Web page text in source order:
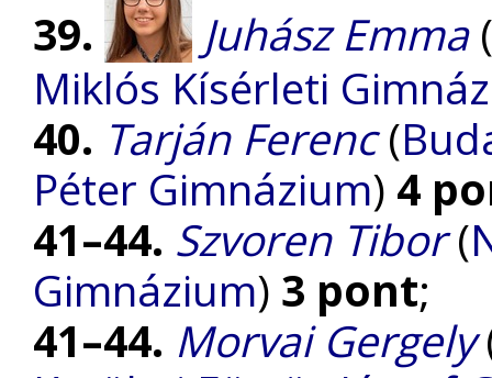
39.
Juhász Emma(
Miklós Kísérleti
40. Tarján Ferenc(
Péter Gimnázium) 4
41–44. Szvoren Tibor(
Gimnázium) 3 pont;
41–44. Morvai Gergely